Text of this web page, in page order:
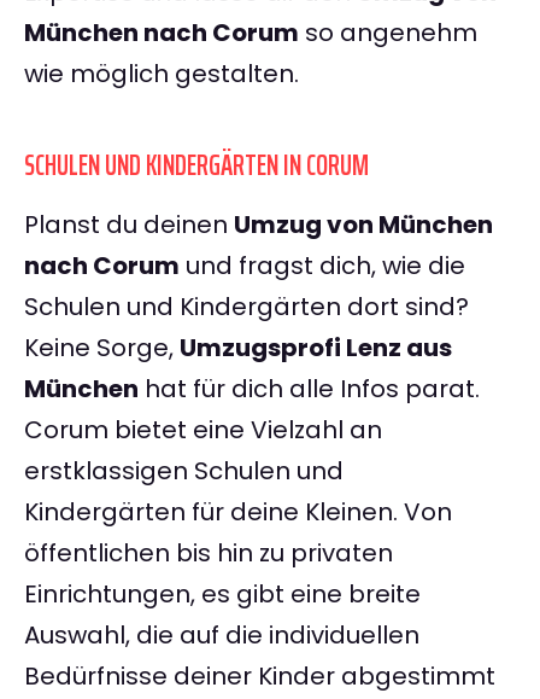
München nach Corum so angenehm
wie möglich gestalten.
SCHULEN UND KINDERGÄRTEN IN CORUM
Planst du deinen Umzug von München
nach Corum und fragst dich, wie die
Schulen und Kindergärten dort sind?
Keine Sorge, Umzugsprofi Lenz aus
München hat für dich alle Infos parat.
Corum bietet eine Vielzahl an
erstklassigen Schulen und
Kindergärten für deine Kleinen. Von
öffentlichen bis hin zu privaten
Einrichtungen, es gibt eine breite
Auswahl, die auf die individuellen
Bedürfnisse deiner Kinder abgestimmt